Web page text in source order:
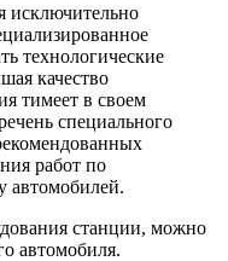
исключительно
технологические
качество
тимеет в своем
специального
работ по
автомобилей.
станции, можно
автомобиля.